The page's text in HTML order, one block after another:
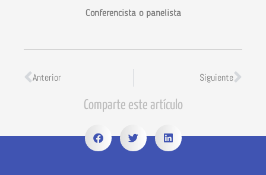
Conferencista o panelista
Anterior Siguiente
Comparte este artículo